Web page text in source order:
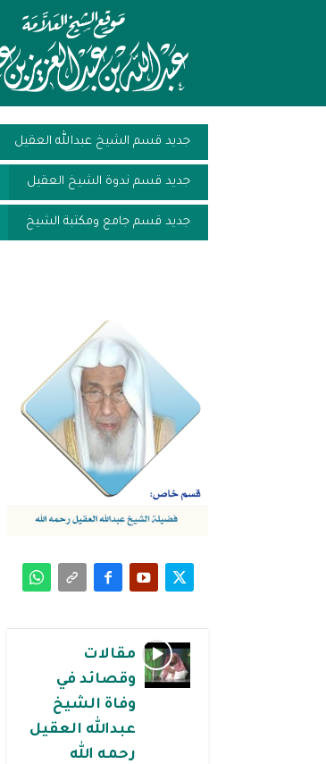
جديد قسم الشيخ عبدالله العقيل
جديد قسم ندوة الشيخ العقيل
جديد قسم جامع ومكتبة الشيخ
مقالات
وقصائد في
وفاة الشيخ
عبدالله العقيل
رحمه الله